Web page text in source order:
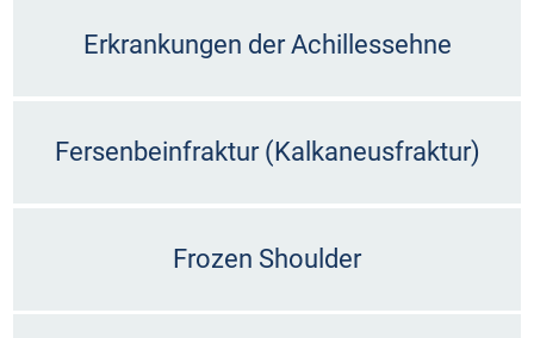
Erkrankungen der Achillessehne
Fersenbeinfraktur (Kalkaneusfraktur)
Frozen Shoulder